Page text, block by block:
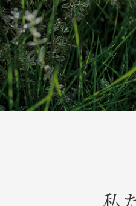
私